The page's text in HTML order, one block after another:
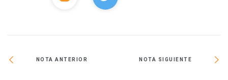
NOTA ANTERIOR NOTA SIGUIENTE